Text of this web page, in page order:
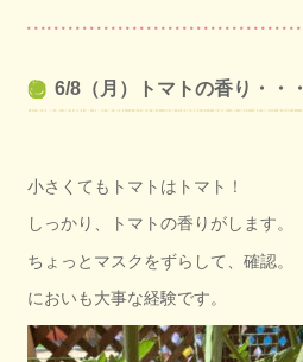
6/8（月）トマトの香り・・・
小さくてもトマトはトマト！
しっかり、トマトの香りがします。
ちょっとマスクをずらして、確認。
においも大事な経験です。